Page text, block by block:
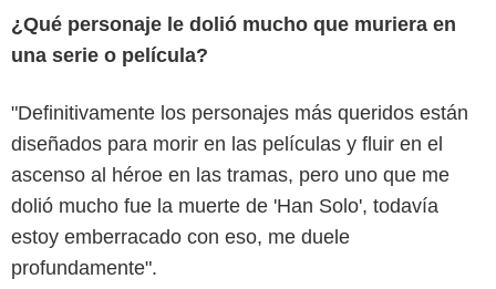
¿Qué personaje le dolió mucho que muriera en
una serie o película?
"Definitivamente los personajes más queridos están
diseñados para morir en las películas y fluir en el
ascenso al héroe en las tramas, pero uno que me
dolió mucho fue la muerte de 'Han Solo', todavía
estoy emberracado con eso, me duele
profundamente".